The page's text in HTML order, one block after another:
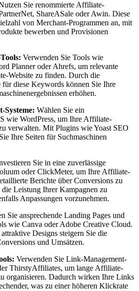
Sie renommierte Affiliate-
ShareASale oder Awin. Diese
von Merchant-Programmen an, mit
bewerben und Provisionen
Verwenden Sie Tools wie
Planner oder Ahrefs, um relevante
Website zu finden. Durch die
diese Keywords können Sie Ihre
erhöhen.
Systeme: Wählen Sie ein
wie WordPress, um Ihre Affiliate-
verwalten. Mit Plugins wie Yoast SEO
Ihre Seiten für Suchmaschinen
Sie in eine zuverlässige
oder ClickMeter, um Ihre Affiliate-
Berichte über Conversions zu
Leistung Ihrer Kampagnen zu
Anpassungen vorzunehmen.
Sie ansprechende Landing Pages und
wie Canva oder Adobe Creative Cloud.
Designs steigern Sie die
und Umsätzen.
Verwenden Sie Link-Management-
ThirstyAffiliates, um lange Affiliate-
organisieren. Dadurch wirken Ihre Links
was zu einer höheren Klickrate